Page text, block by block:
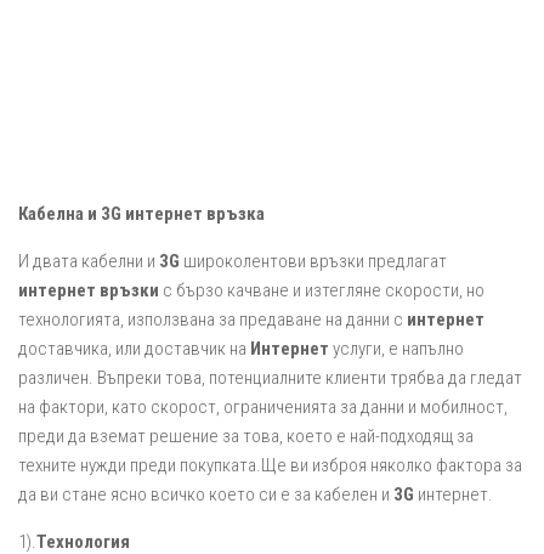
Кабелна и 3G интернет връзка
И двата кабелни и 3G широколентови връзки предлагат
интернет връзки с бързо качване и изтегляне скорости, но
технологията, използвана за предаване на данни с интернет
доставчика, или доставчик на Интернет услуги, е напълно
различен. Въпреки това, потенциалните клиенти трябва да гледат
на фактори, като скорост, ограниченията за данни и мобилност,
преди да вземат решение за това, което е най-подходящ за
техните нужди преди покупката.Ще ви изброя няколко фактора за
да ви стане ясно всичко което си e за кабелен и 3G интернет.
1).Технология